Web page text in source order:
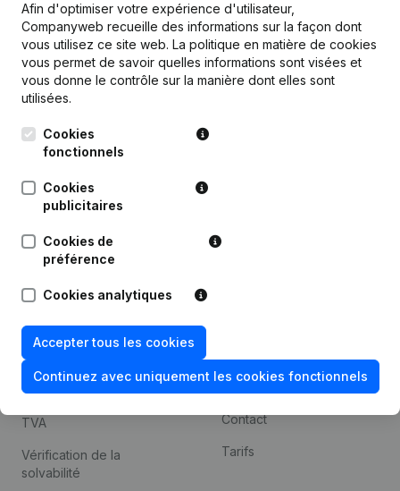
Afin d'optimiser votre expérience d'utilisateur,
Companyweb recueille des informations sur la façon dont
vous utilisez ce site web. La politique en matière de cookies
vous permet de savoir quelles informations sont visées et
vous donne le contrôle sur la manière dont elles sont
utilisées.
Cookies
fonctionnels
Cookies
publicitaires
Cookies de
préférence
Cookies analytiques
Accepter tous les cookies
Continuez avec uniquement les cookies fonctionnels
Français
Kantorenpark Everest
Leuvensesteenweg
1800 Vilvoorde
Produit
Informations d’entreprise
Monitoring
Compliance et prévention
de la fraude
Consulter des comptes
annuels
TVA
Vérification de la
solvabilité
Contact
Tarifs